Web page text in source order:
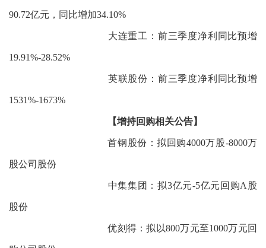
90.72亿元，同比增加34.10%
大连重工：前三季度净利同比预增
19.91%-28.52%
英联股份：前三季度净利同比预增
1531%-1673%
【增持回购相关公告】
首钢股份：拟回购4000万股-8000万
股公司股份
中集集团：拟3亿元-5亿元回购A股
股份
优刻得：拟以800万元至1000万元回